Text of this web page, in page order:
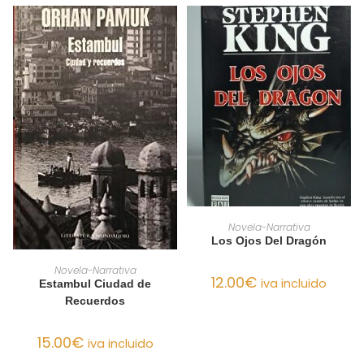
AÑADIR AL CARRITO
Novela-Narrativa
Estambul Ciudad de
Recuerdos
15.00€ iva incluido
AÑADIR AL CARRITO
Novela-Narrativa
Los Ojos Del Dragón
12.00€ iva incluido